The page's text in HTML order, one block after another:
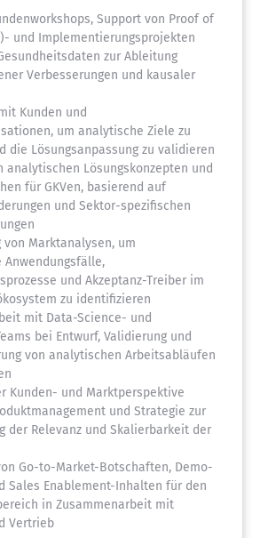
Support von Proof of
und Implementierungsprojekten
zur Ableitung
Verbesserungen und kausaler
Kunden und
um analytische Ziele zu
die Lösungsanpassung zu validieren
analytischen Lösungskonzepten und
für GKVen, basierend auf
und Sektor-spezifischen
von Marktanalysen, um
Anwendungsfälle,
und Akzeptanz-Treiber im
zu identifizieren
mit Data-Science- und
bei Entwurf, Validierung und
von analytischen Arbeitsabläufen
Kunden- und Marktperspektive
und Strategie zur
der Relevanz und Skalierbarkeit der
Go-to-Market-Botschaften, Demo-
Sales Enablement-Inhalten für den
in Zusammenarbeit mit
Vertrieb